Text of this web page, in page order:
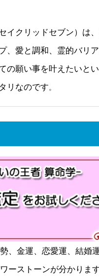
イクリッドセブン）は
、愛と調和、霊的バリ
の願い事を叶えたいと
リなのです。
、金運、恋愛運、結婚
ーストーンが分かります